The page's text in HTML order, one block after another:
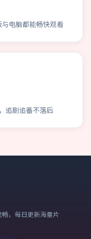
电脑都能畅快观看
追剧追番不落后
，每日更新海量片